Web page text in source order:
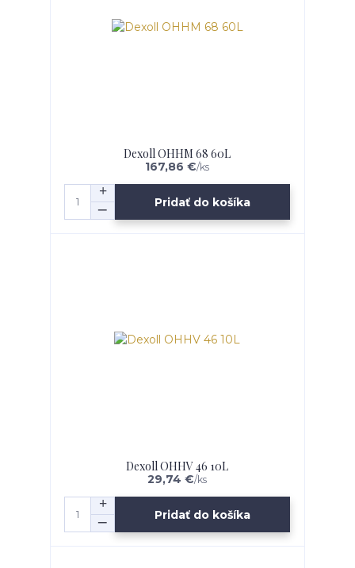
Dexoll OHHM 68 60L
167,86 €/ks
Pridať do košíka
Dexoll OHHV 46 10L
29,74 €/ks
Pridať do košíka